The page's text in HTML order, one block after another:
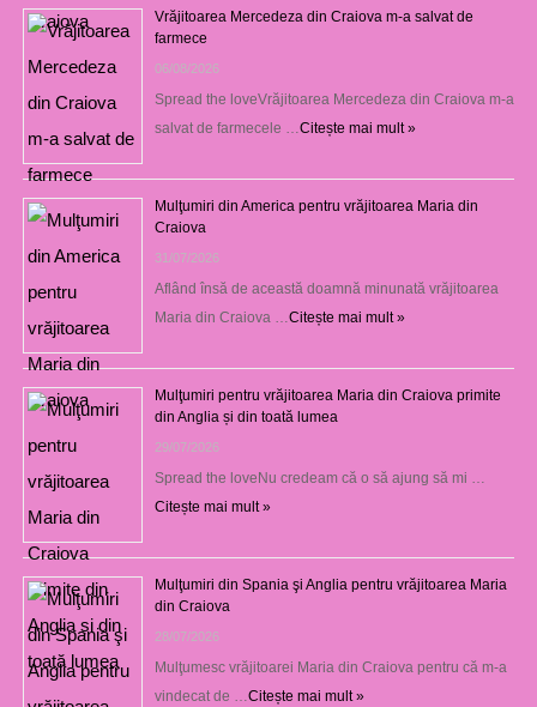
Vrăjitoarea Mercedeza din Craiova m-a salvat de
farmece
06/08/2026
Spread the loveVrăjitoarea Mercedeza din Craiova m-a
salvat de farmecele …Citește mai mult »
Mulţumiri din America pentru vrăjitoarea Maria din
Craiova
31/07/2026
Aflând însă de această doamnă minunată vrăjitoarea
Maria din Craiova …Citește mai mult »
Mulţumiri pentru vrăjitoarea Maria din Craiova primite
din Anglia și din toată lumea
29/07/2026
Spread the loveNu credeam că o să ajung să mi …
Citește mai mult »
Mulţumiri din Spania şi Anglia pentru vrăjitoarea Maria
din Craiova
28/07/2026
Mulţumesc vrăjitoarei Maria din Craiova pentru că m-a
vindecat de …Citește mai mult »